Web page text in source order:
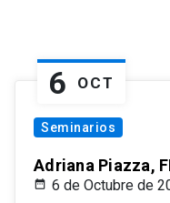
6 OCT
Seminarios
Adriana Piazza,
6 de Octubre de